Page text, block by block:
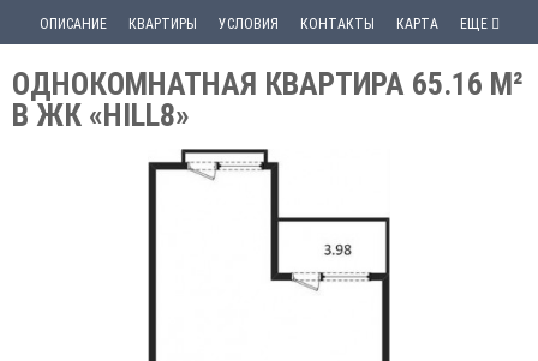
ОПИСАНИЕ КВАРТИРЫ УСЛОВИЯ КОНТАКТЫ КАРТА ЕЩЕ
ОДНОКОМНАТНАЯ КВАРТИРА 65.16 М²
В ЖК «HILL8»